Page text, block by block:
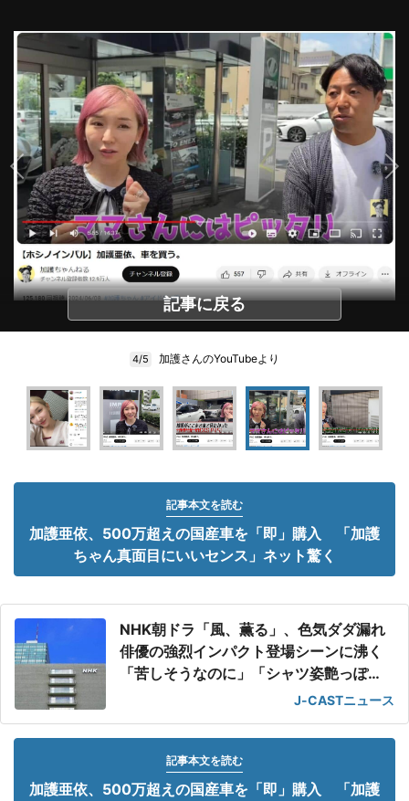
記事に戻る
4/5 加護さんのYouTubeより
記事本文を読む
加護亜依、500万超えの国産車を「即」購入 「加護
ちゃん真面目にいいセンス」ネット驚く
NHK朝ドラ「風、薫る」、色気ダダ漏れ
俳優の強烈インパクト登場シーンに沸く
「苦しそうなのに」「シャツ姿艶っぽ
J-CASTニュース
記事本文を読む
加護亜依、500万超えの国産車を「即」購入 「加護